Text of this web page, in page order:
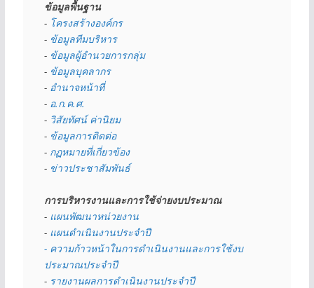
ข้อมูลพื้นฐาน
- โครงสร้างองค์กร
- ข้อมูลทีมบริหาร
- ข้อมูลผู้อำนวยการกลุ่ม
- ข้อมูลบุคลากร
- อำนาจหน้าที่
- อ.ก.ค.ศ.
- วิสัยทัศน์ ค่านิยม
- ข้อมูลการติดต่อ
- กฏหมายที่เกี่ยวข้อง
- ข่าวประชาสัมพันธ์
การบริหารงานและการใช้จ่ายงบประมาณ
- แผนพัฒนาหน่วยงาน
- แผนดำเนินงานประจำปี
- ความก้าวหน้าในการดำเนินงานและการใช้งบ
ประมาณประจำปี
- รายงานผลการดำเนินงานประจำปี